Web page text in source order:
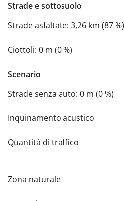
Strade e sottosuolo
Strade asfaltate: 3,26 km (87 %)
Ciottoli: 0 m (0 %)
Scenario
Strade senza auto: 0 m (0 %)
Inquinamento acustico
Quantità di traffico
Zona naturale